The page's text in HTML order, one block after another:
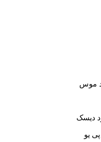
موس
دیسک
یو